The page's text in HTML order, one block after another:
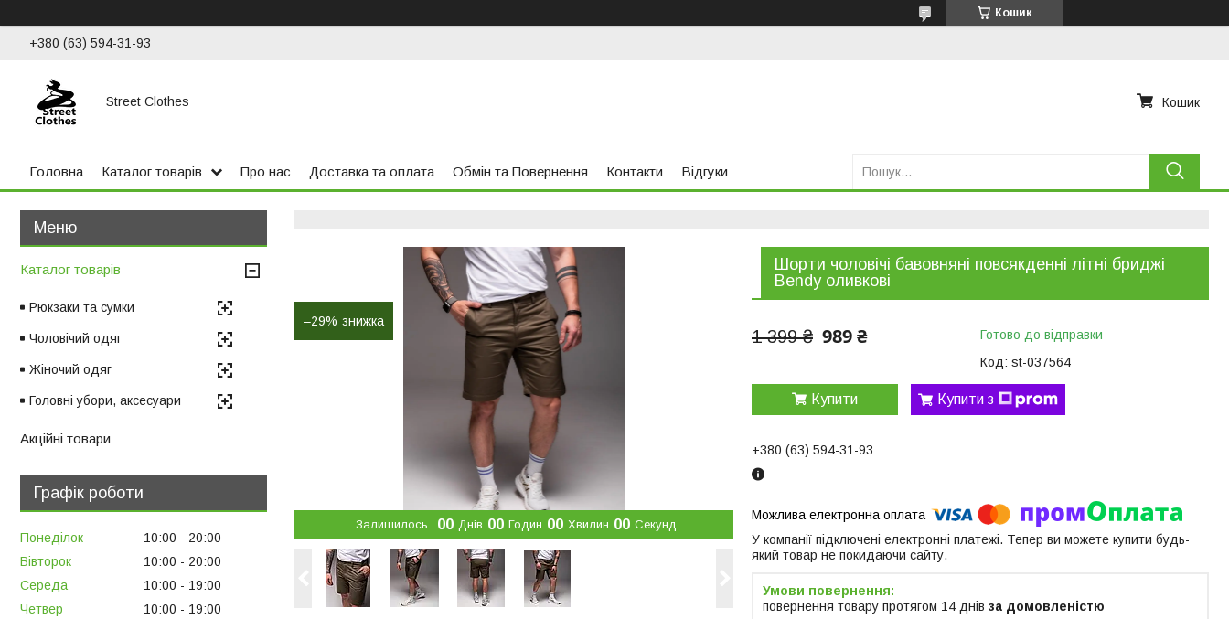
Кошик
+380 (63) 594-31-93
Street Clothes Кошик
Головна Каталог товарів Про нас Доставка та оплата Обмін та Повернення Контакти Відгуки
–29%
Залишилось 00 Днів 00 Годин 00 Хвилин 00 Секунд
Шорти чоловічі бавовняні повсякденні літні бриджі
Bendy оливкові
1 399 ₴ 989 ₴
Готово до відправки
Код: st-037564
Купити Купити з
+380 (63) 594-31-93
У компанії підключені електронні платежі. Тепер ви можете купити будь-
який товар не покидаючи сайту.
повернення товару протягом 14 днів за домовленістю
Каталог товарів
Рюкзаки та сумки
Чоловічий одяг
Жіночий одяг
Головні убори, аксесуари
Акційні товари
Графік роботи
Понеділок 10:00
20:00
Вівторок
10:00
20:00
Середа
10:00
19:00
Четвер
10:00
19:00